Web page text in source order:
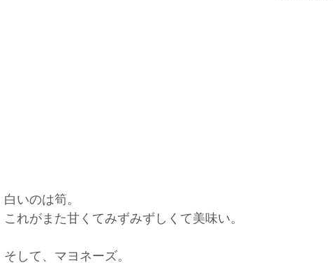
白いのは筍。
これがまた甘くてみずみずしくて美味い。
そして、マヨネーズ。